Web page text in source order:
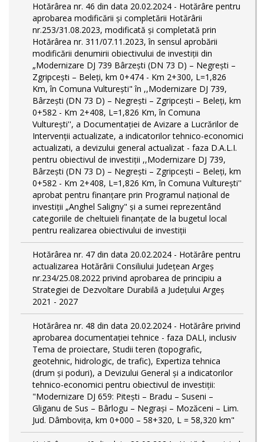
Hotărârea nr. 46 din data 20.02.2024 - Hotărâre pentru
aprobarea modificării şi completării Hotărârii
nr.253/31.08.2023, modificată și completată prin
Hotărârea nr. 311/07.11.2023, în sensul aprobării
modificării denumirii obiectivului de investiții din
„Modernizare DJ 739 Bârzeşti (DN 73 D) – Negrești –
Zgripcești – Beleți, km 0+474 - Km 2+300, L=1,826
Km, în Comuna Vulturești" în ,,Modernizare DJ 739,
Bârzeşti (DN 73 D) – Negrești – Zgripcești – Beleți, km
0+582 - Km 2+408, L=1,826 Km, în Comuna
Vulturești'', a Documentației de Avizare a Lucrărilor de
Intervenții actualizate, a indicatorilor tehnico-economici
actualizati, a devizului general actualizat - faza D.A.L.I.
pentru obiectivul de investiţii ,,Modernizare DJ 739,
Bârzeşti (DN 73 D) – Negrești – Zgripcești – Beleți, km
0+582 - Km 2+408, L=1,826 Km, în Comuna Vulturești''
aprobat pentru finanțare prin Programul național de
investiții „Anghel Saligny" și a sumei reprezentând
categoriile de cheltuieli finanțate de la bugetul local
pentru realizarea obiectivului de investiții
Hotărârea nr. 47 din data 20.02.2024 - Hotărâre pentru
actualizarea Hotărârii Consiliului Județean Argeș
nr.234/25.08.2022 privind aprobarea de principiu a
Strategiei de Dezvoltare Durabilă a Județului Argeș
2021 - 2027
Hotărârea nr. 48 din data 20.02.2024 - Hotărâre privind
aprobarea documentației tehnice - faza DALI, inclusiv
Tema de proiectare, Studii teren (topografic,
geotehnic, hidrologic, de trafic), Expertiza tehnica
(drum și poduri), a Devizului General și a indicatorilor
tehnico-economici pentru obiectivul de investiții:
"Modernizare DJ 659: Pitești – Bradu – Suseni –
Gliganu de Sus – Bârlogu – Negrași – Mozăceni – Lim.
Jud. Dâmboviţa, km 0+000 – 58+320, L = 58,320 km"